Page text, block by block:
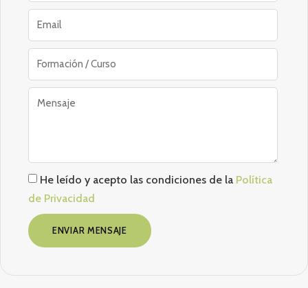
He leído y acepto las condiciones de la Política
de Privacidad
ENVIAR MENSAJE